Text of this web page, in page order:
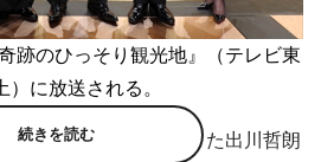
のひっそり観光地』（テレビ東
に放送される。
で旅の魅力を伝えてきた出川哲朗
続きを読む